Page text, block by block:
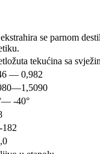
se parnom
tekućina sa
— 0,982
-40°
182